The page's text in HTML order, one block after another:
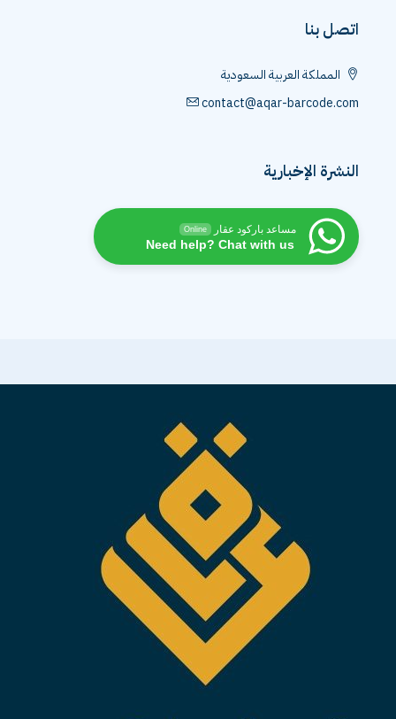
اتصل بنا
المملكة العربية السعودية
contact@aqar-barcode.com
النشرة الإخبارية
مساعد باركود عقار Online
Need help? Chat with us